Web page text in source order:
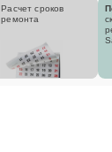
Расчет сроков
ремонта